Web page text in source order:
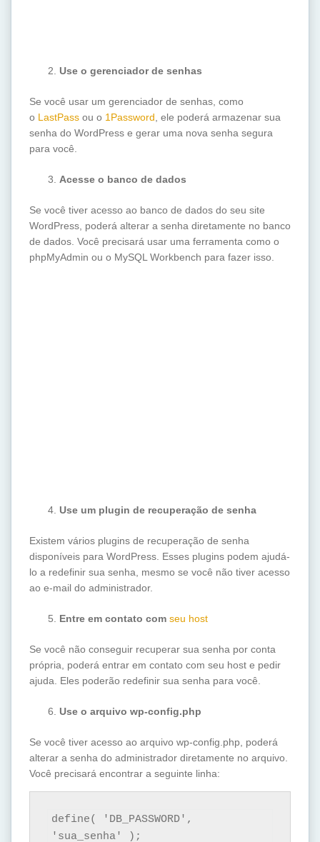
Use o gerenciador de senhas
Se você usar um gerenciador de senhas, como
o LastPass ou o 1Password, ele poderá armazenar sua
senha do WordPress e gerar uma nova senha segura
para você.
Acesse o banco de dados
Se você tiver acesso ao banco de dados do seu site
WordPress, poderá alterar a senha diretamente no banco
de dados. Você precisará usar uma ferramenta como o
phpMyAdmin ou o MySQL Workbench para fazer isso.
Use um plugin de recuperação de senha
Existem vários plugins de recuperação de senha
disponíveis para WordPress. Esses plugins podem ajudá-
lo a redefinir sua senha, mesmo se você não tiver acesso
ao e-mail do administrador.
Entre em contato com seu host
Se você não conseguir recuperar sua senha por conta
própria, poderá entrar em contato com seu host e pedir
ajuda. Eles poderão redefinir sua senha para você.
Use o arquivo wp-config.php
Se você tiver acesso ao arquivo wp-config.php, poderá
alterar a senha do administrador diretamente no arquivo.
Você precisará encontrar a seguinte linha:
define( 'DB_PASSWORD',